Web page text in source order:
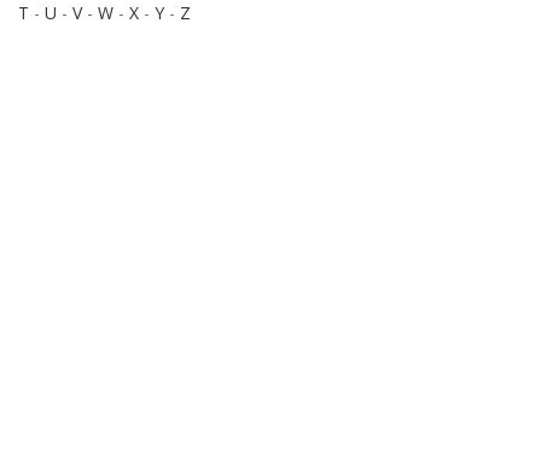
T - U - V- W - X - Y - Z